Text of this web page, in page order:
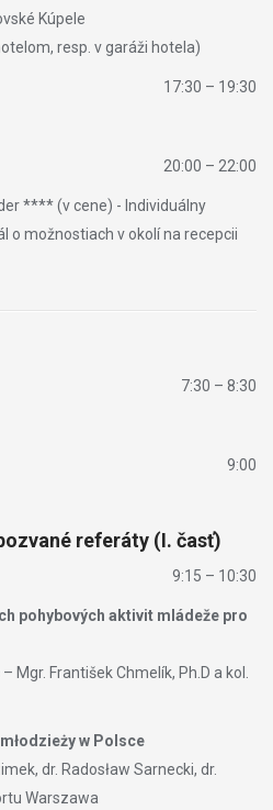
Kúpele
resp. v garáži hotela)
17:30 – 19:30
20:00 – 22:00
**** (v cene) - Individuálny
možnostiach v okolí na recepcii
7:30 – 8:30
9:00
referáty (I. časť)
9:15 – 10:30
pohybových aktivit mládeže pro
Mgr. František Chmelík, Ph.D a kol.
w Polsce
dr. Radosław Sarnecki, dr.
Warszawa